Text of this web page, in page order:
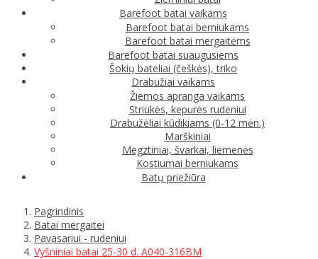
Barefoot batai vaikams
Barefoot batai berniukams
Barefoot batai mergaitėms
Barefoot batai suaugusiems
Šokių bateliai (češkės), triko
Drabužiai vaikams
Žiemos apranga vaikams
Striukės, kepurės rudeniui
Drabužėliai kūdikiams (0-12 mėn.)
Marškiniai
Megztiniai, švarkai, liemenės
Kostiumai berniukams
Batų priežiūra
Pagrindinis
Batai mergaitei
Pavasariui - rudeniui
Vyšniniai batai 25-30 d. A040-316BM